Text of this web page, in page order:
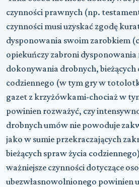
czynności prawnych (np.
czynności musi uzyskać zgodę
dysponowania swoim zarobkiem
opiekuńczy zabroni
dokonywania drobnych, bieżących
codziennego (w tym gry w
gazet z krzyżówkami-chociaż w
powinien rozważyć, czy
drobnych umów nie powoduje
jako w sumie przekraczających
bieżących spraw życia
ważniejsze czynności dotyczące
ubezwłasnowolnionego powinien